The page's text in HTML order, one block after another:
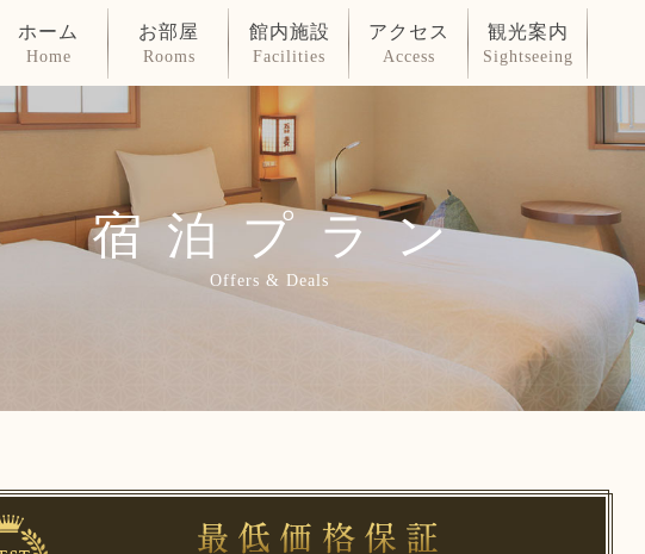
ホーム
Home
お部屋
Rooms
館内施設
Facilities
アクセス
Access
観光案内
Sightseeing
宿泊プラン
Offers & Deals